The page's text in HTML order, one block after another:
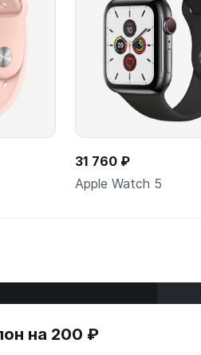
31 760 ₽
Apple Watch 5
на 200 ₽